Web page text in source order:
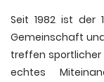
Seit 1982 ist der
Gemeinschaft
treffen
echtes